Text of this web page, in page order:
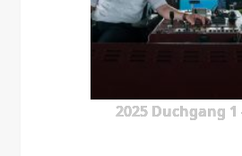
2025 Duchgang 1